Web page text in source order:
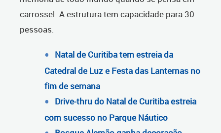
carrossel. A estrutura tem capacidade para 30
pessoas.
Natal de Curitiba tem estreia da
Catedral de Luz e Festa das Lanternas no
fim de semana
Drive-thru do Natal de Curitiba estreia
com sucesso no Parque Náutico